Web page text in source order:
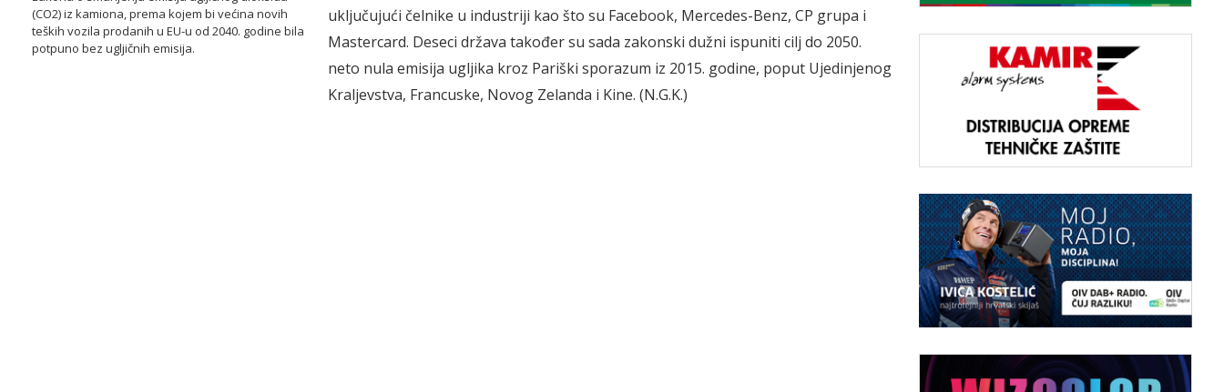
(CO2) iz kamiona, prema kojem bi većina novih
teških vozila prodanih u EU-u od 2040. godine bila
potpuno bez ugljičnih emisija.
uključujući čelnike u industriji kao što su Facebook, Mercedes-Benz, CP grupa i
Mastercard. Deseci država također su sada zakonski dužni ispuniti cilj do 2050.
neto nula emisija ugljika kroz Pariški sporazum iz 2015. godine, poput Ujedinjenog
Kraljevstva, Francuske, Novog Zelanda i Kine. (N.G.K.)